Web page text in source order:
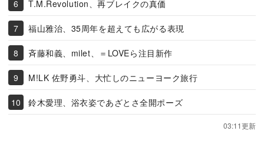
T.M.Revolution、再ブレイクの真価
福山雅治、35周年を超えても広がる表現
斉藤和義、milet、＝LOVEら注目新作
M!LK 佐野勇斗、大忙しのニューヨーク旅行
鈴木愛理、浴衣姿であざとさ全開ポーズ
03:11更新